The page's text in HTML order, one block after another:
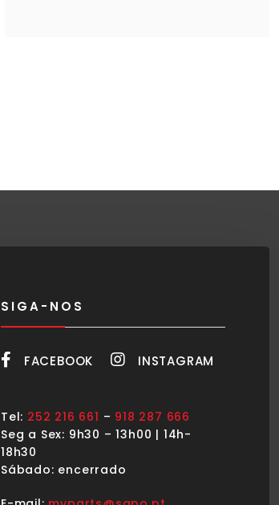
SIGA-NOS
FACEBOOK INSTAGRAM
Tel: 252 216 661 – 918 287 666
Seg a Sex: 9h30 – 13h00 | 14h-
18h30
Sábado: encerrado